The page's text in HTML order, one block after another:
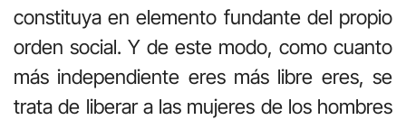
constituya en elemento fundante del propio
orden social. Y de este modo, como cuanto
más independiente eres más libre eres, se
trata de liberar a las mujeres de los hombres